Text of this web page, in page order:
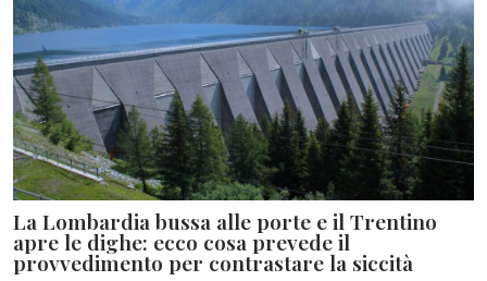
La Lombardia bussa alle porte e il Trentino
apre le dighe: ecco cosa prevede il
provvedimento per contrastare la siccità